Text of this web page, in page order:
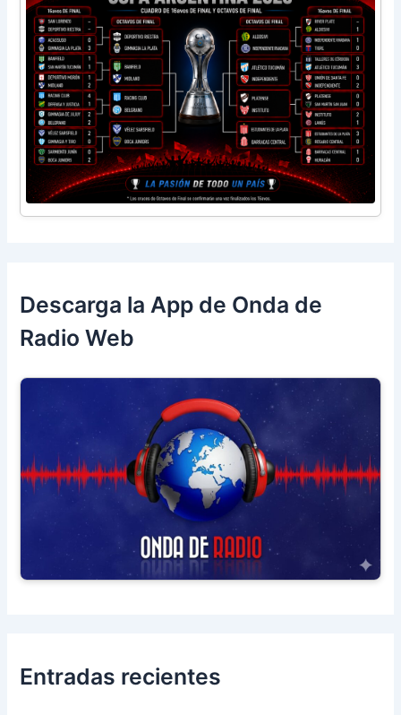
Descarga la App de Onda de
Radio Web
Entradas recientes